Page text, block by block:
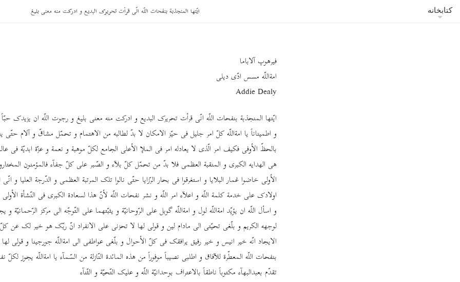
کتابخانه ایّتها المنجذبة بنفحات اللّه انّی قرأت تحریرک البدیع و ادرکت منه معنی بلیغ
فیرهوپ آلاباما
امة‌اللّه مسس ادّی دیلی
Addie Dealy
ایّتها المنجذبة بنفحات اللّه انّی قرأت تحریرک البدیع و ادرکت منه معنی بلیغ و رجوت اللّه ان یزیدک حبّاً
و اطمیناناً یا امة‌اللّه کلّ امر جلیل فی حیّز الامکان لا بدّ لطالبه من الاهتمام و تحمّل مشاقّ و آلام حتّی
بالحظّ الأوفی فکیف امر الّذی لا یعادله امر فی الملإ الأعلی الجامع لکلّ موهبة و نعمة و عزّة ابدیّة فی
هی الهدایه الکبری و المنقبة العظمی فلا بدّ من تحمّل کلّ بلآء و الصّبر علی کلّ جفآء فالمؤمنون
الأولی خاضوا غمار البلایا و استغرقوا فی بحار الرّزایا حتّی نالوا تلک المرتبة العظمی و الدّرجة العلیا و
اولادک علی خدمة کلمة اللّه و اعلآء امر اللّه و نشر نفحات اللّه لأنّ هذا لسعادة الکبری فی النّشأة
و اسأل اللّه ان یؤیّد امة‌اللّه لول و امة‌اللّه گوبل علی الرّوحانیّة و یثبّتهما علی التّوجّه الی مرکز الرّحمانیّة
لوجهه الکریم و بلّغی تحیّتی الی مادام لین و قولی لها لا تحزنی علی الانفراد انّ ربّک هو خیر لک عن
الایجاد انّه خیر انیس و خیر رفیق یرافقک فی کلّ الأحوال و بلّغی عواطفی الی امة‌اللّه جورجینا و قولی لها
بنفحات اللّه المعطّرة للآفاق و اطلبی نصیباً موفوراً من هذه المائدة النّازلة من السّمآء یا امة‌اللّه یجوز
تقدّم بعبدالبهآء مکتوباً ناطقاً بالاعتراف بوحدانیّة اللّه و علیک التّحیّة و الثّنآء